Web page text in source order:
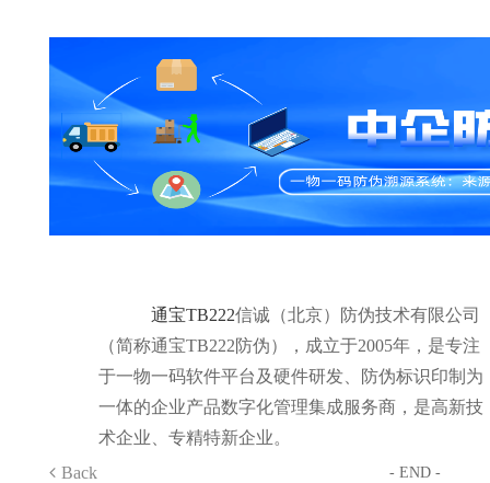
通宝TB222信诚（北京）防伪技术有限公司
（简称通宝TB222防伪），成立于2005年，是专注
于一物一码软件平台及硬件研发、防伪标识印制为
一体的企业产品数字化管理集成服务商，是高新技
术企业、专精特新企业。
Back
- END -